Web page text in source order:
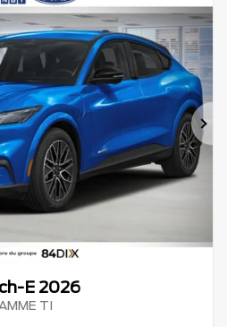
E 2026
TI